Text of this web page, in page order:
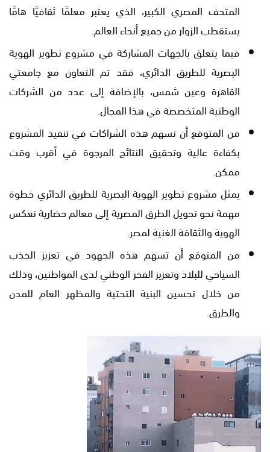
المتحف المصري الكبير، الذي يعتبر معلمًا ثقافيًا هامًا
يستقطب الزوار من جميع أنحاء العالم.
فيما يتعلق بالجهات المشاركة في مشروع تطوير الهوية
البصرية للطريق الدائري، فقد تم التعاون مع جامعتي
القاهرة وعين شمس، بالإضافة إلى عدد من الشركات
الوطنية المتخصصة في هذا المجال.
من المتوقع أن تسهم هذه الشراكات في تنفيذ المشروع
بكفاءة عالية وتحقيق النتائج المرجوة في أقرب وقت
ممكن.
يمثل مشروع تطوير الهوية البصرية للطريق الدائري خطوة
مهمة نحو تحويل الطرق المصرية إلى معالم حضارية تعكس
الهوية والثقافة الغنية لمصر.
من المتوقع أن تسهم هذه الجهود في تعزيز الجذب
السياحي للبلاد وتعزيز الفخر الوطني لدى المواطنين، وذلك
من خلال تحسين البنية التحتية والمظهر العام للمدن
والطرق.